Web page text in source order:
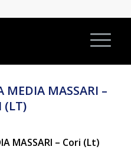
MEDIA MASSARI –
(LT)
MASSARI – Cori (Lt)